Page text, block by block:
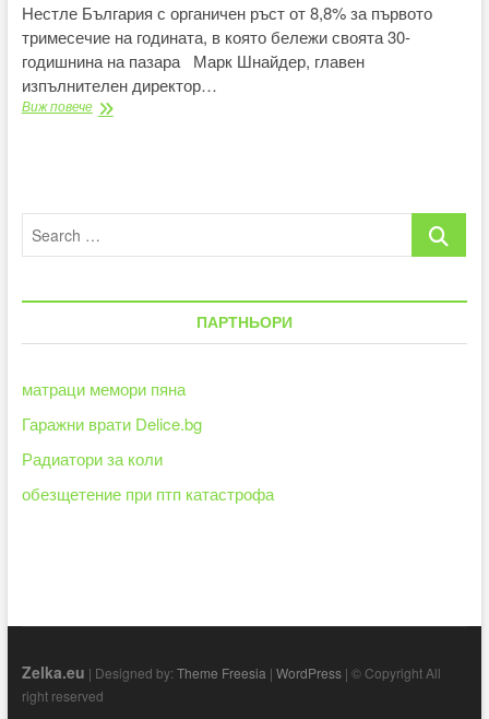
Нестле България с органичен ръст от 8,8% за първото
тримесечие на годината, в която бележи своята 30-
годишнина на пазара Марк Шнайдер, главен
изпълнителен директор…
Виж повечеНестле
и
ръст
1,4%
тримесечие
на
Search
ПАРТНЬОРИ
матраци мемори пяна
Гаражни врати Delice.bg
Радиатори за коли
обезщетение при птп катастрофа
Zelka.eu | Designed by: Theme Freesia | WordPress| © Copyright All
right reserved